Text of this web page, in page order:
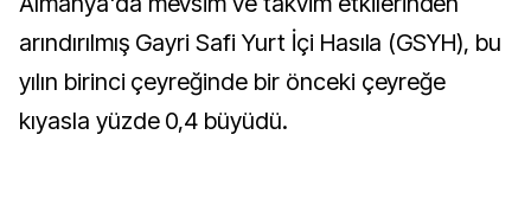
arındırılmış Gayri Safi Yurt İçi Hasıla (GSYH), bu
yılın birinci çeyreğinde bir önceki çeyreğe
kıyasla yüzde 0,4 büyüdü.